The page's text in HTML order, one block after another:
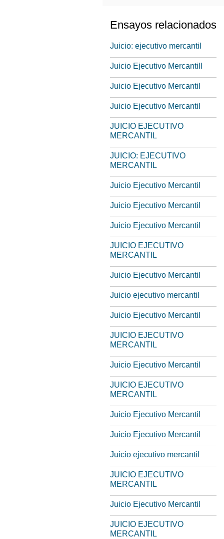
Ensayos relacionados
Juicio: ejecutivo mercantil
Juicio Ejecutivo Mercantill
Juicio Ejecutivo Mercantil
Juicio Ejecutivo Mercantil
JUICIO EJECUTIVO
MERCANTIL
JUICIO: EJECUTIVO
MERCANTIL
Juicio Ejecutivo Mercantil
Juicio Ejecutivo Mercantil
Juicio Ejecutivo Mercantil
JUICIO EJECUTIVO
MERCANTIL
Juicio Ejecutivo Mercantil
Juicio ejecutivo mercantil
Juicio Ejecutivo Mercantil
JUICIO EJECUTIVO
MERCANTIL
Juicio Ejecutivo Mercantil
JUICIO EJECUTIVO
MERCANTIL
Juicio Ejecutivo Mercantil
Juicio Ejecutivo Mercantil
Juicio ejecutivo mercantil
JUICIO EJECUTIVO
MERCANTIL
Juicio Ejecutivo Mercantil
JUICIO EJECUTIVO
MERCANTIL